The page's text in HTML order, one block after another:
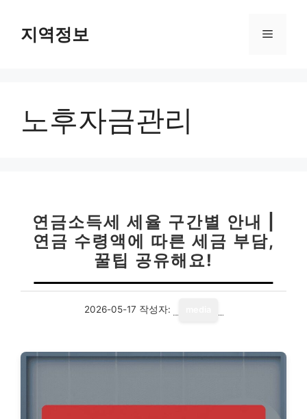
지역정보 메
노후자금관리
연금소득세 세율 구간별 안내 |
연금 수령액에 따른 세금 부담,
꿀팁 공유해요!
2026-05-17 작성자: